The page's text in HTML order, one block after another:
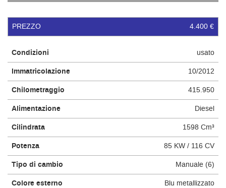
PREZZO 4.400 €
Condizioni usato
Immatricolazione 10/2012
Chilometraggio 415.950
Alimentazione Diesel
Cilindrata 1598 Cm³
Potenza 85 KW / 116 CV
Tipo di cambio Manuale (6)
Colore esterno Blu metallizzato
strumenti
di
tracciamento
si
rimanda
alla
cookie
policy.
Puoi
rivedere
e
modificare
le
tue
scelte
qualsiasi